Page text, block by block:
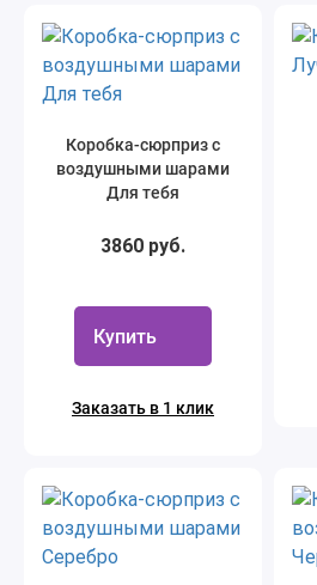
Коробка-сюрприз с
воздушными шарами
Для тебя
3860 руб.
Купить
Заказать в 1 клик